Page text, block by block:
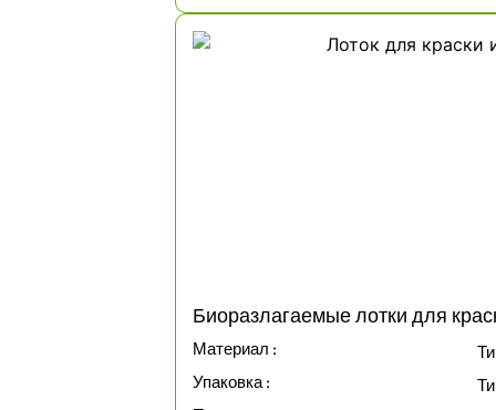
Биоразлагаемые лотки для
Материал :
Упаковка :